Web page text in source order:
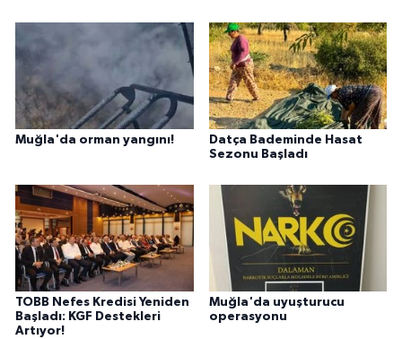
Muğla'da orman yangını!
Datça Bademinde Hasat
Sezonu Başladı
TOBB Nefes Kredisi Yeniden
Başladı: KGF Destekleri
Artıyor!
Muğla'da uyuşturucu
operasyonu